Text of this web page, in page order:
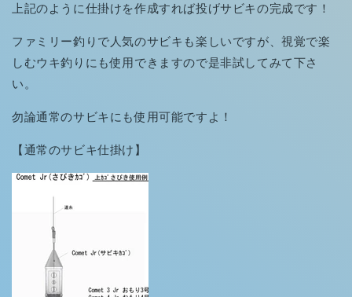
上記のように仕掛けを作成すれば投げサビキの完成です！
ファミリー釣りで人気のサビキも楽しいですが、視覚で楽
しむウキ釣りにも使用できますので是非試してみて下さ
い。
勿論通常のサビキにも使用可能ですよ！
【通常のサビキ仕掛け】